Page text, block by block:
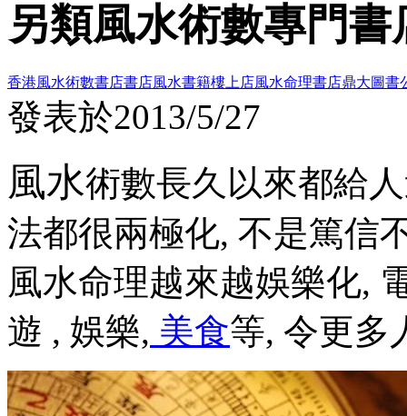
另類風水術數專門書
香港風水術數書店書店風水書籍樓上店風水命理書店鼎大圖書
發表於2013/5/27
風水術數長久以來都給
法都很兩極化, 不是篤信
風水命理越來越娛樂化,
遊 , 娛樂, 美食等, 令更多